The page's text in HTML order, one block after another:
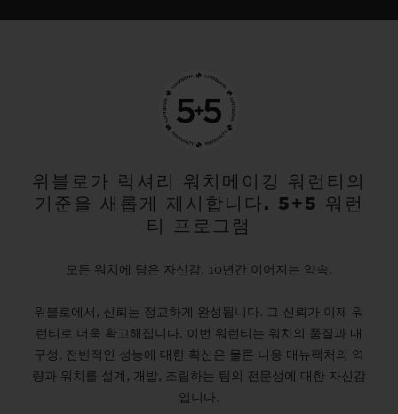
위블로가 럭셔리 워치메이킹 워런티의
기준을 새롭게 제시합니다. 5+5 워런
티 프로그램
모든 워치에 담은 자신감. 10년간 이어지는 약속.
위블로에서, 신뢰는 정교하게 완성됩니다. 그 신뢰가 이제 워
런티로 더욱 확고해집니다. 이번 워런티는 워치의 품질과 내
구성, 전반적인 성능에 대한 확신은 물론 니옹 매뉴팩처의 역
량과 워치를 설계, 개발, 조립하는 팀의 전문성에 대한 자신감
입니다.